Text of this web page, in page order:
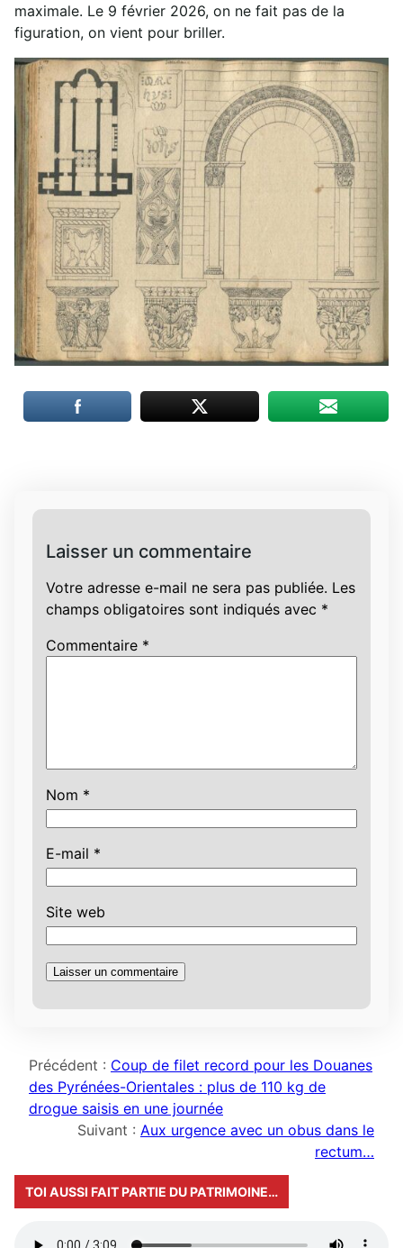
maximale. Le 9 février 2026, on ne fait pas de la
figuration, on vient pour briller.
Laisser un commentaire
Votre adresse e-mail ne sera pas publiée. Les
champs obligatoires sont indiqués avec *
Commentaire *
Nom *
E-mail *
Site web
Précédent : Coup de filet record pour les Douanes
des Pyrénées-Orientales : plus de 110 kg de
drogue saisis en une journée
Suivant : Aux urgence avec un obus dans le
rectum…
TOI AUSSI FAIT PARTIE DU PATRIMOINE…